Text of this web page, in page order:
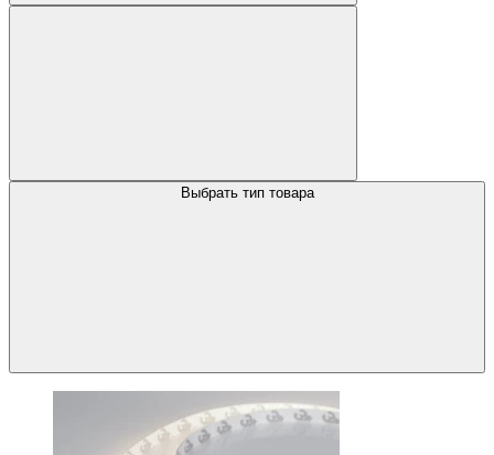
Выбрать тип товара